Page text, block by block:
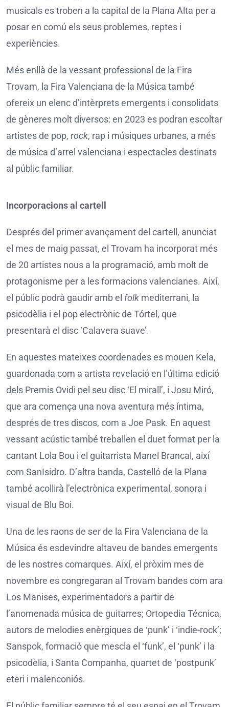
musicals es troben a la capital de la Plana Alta per a
posar en comú els seus problemes, reptes i
experiències.
Més enllà de la vessant professional de la Fira
Trovam, la Fira Valenciana de la Música també
ofereix un elenc d’intèrprets emergents i consolidats
de gèneres molt diversos: en 2023 es podran escoltar
artistes de pop, rock, rap i músiques urbanes, a més
de música d’arrel valenciana i espectacles destinats
al públic familiar.
Incorporacions al cartell
Després del primer avançament del cartell, anunciat
el mes de maig passat, el Trovam ha incorporat més
de 20 artistes nous a la programació, amb molt de
protagonisme per a les formacions valencianes. Així,
el públic podrà gaudir amb el folk mediterrani, la
psicodèlia i el pop electrònic de Tórtel, que
presentarà el disc ‘Calavera suave’.
En aquestes mateixes coordenades es mouen Kela,
guardonada com a artista revelació en l’última edició
dels Premis Ovidi pel seu disc ‘El mirall’, i Josu Miró,
que ara comença una nova aventura més íntima,
després de tres discos, com a Joe Pask. En aquest
vessant acústic també treballen el duet format per la
cantant Lola Bou i el guitarrista Manel Brancal, així
com SanIsidro. D’altra banda, Castelló de la Plana
també acollirà l’electrònica experimental, sonora i
visual de Blu Boi.
Una de les raons de ser de la Fira Valenciana de la
Música és esdevindre altaveu de bandes emergents
de les nostres comarques. Així, el pròxim mes de
novembre es congregaran al Trovam bandes com ara
Los Manises, experimentadors a partir de
l’anomenada música de guitarres; Ortopedia Técnica,
autors de melodies enèrgiques de ‘punk’ i ‘indie-rock’;
Sanspok, formació que mescla el ‘funk’, el ‘punk’ i la
psicodèlia, i Santa Companha, quartet de ‘postpunk’
eteri i malenconiós.